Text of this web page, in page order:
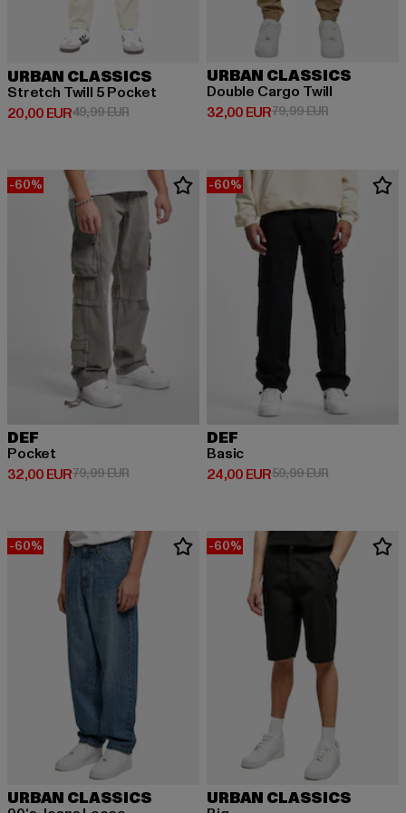
URBAN CLASSICS
Stretch Twill 5 Pocket
20,00 EUR
Derzeitiger Preis: 20,00 EUR
49,99 EURAktionspreis: 49,99 EUR
URBAN CLASSICS
Double Cargo Twill
32,00 EUR
Derzeitiger Preis: 32,00 EUR
79,99 EURAktionspreis:
-60%
DEF
Pocket
32,00 EUR
Derzeitiger Preis: 32,00 EUR
79,99 EURAktionspreis: 79,99 EUR
-60%
DEF
Basic
24,00 EUR
Derzeitiger Preis: 24,00 EUR
59,99 EURAktionspreis:
-60%
URBAN CLASSICS
-60%
URBAN CLASSICS